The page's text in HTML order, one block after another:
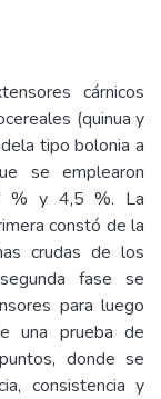
cárnicos
(quinua y
tipo bolonia a
se emplearon
% y 4,5 %. La
constó de la
crudas de los
fase se
para luego
una prueba de
donde se
consistencia y